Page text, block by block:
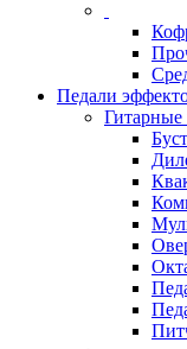
Педали
Гитарные